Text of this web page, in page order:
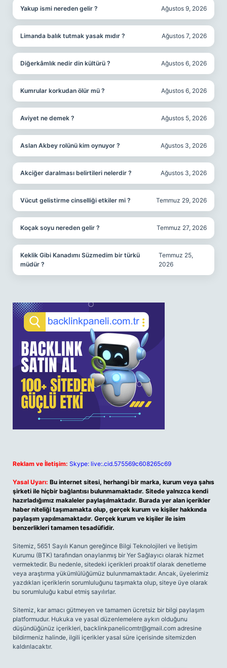
Yakup ismi nereden gelir ? Ağustos 9, 2026
Limanda balık tutmak yasak mıdır ? Ağustos 7, 2026
Diğerkâmlık nedir din kültürü ? Ağustos 6, 2026
Kumrular korkudan ölür mü ? Ağustos 6, 2026
Aviyet ne demek ? Ağustos 5, 2026
Aslan Akbey rolünü kim oynuyor ? Ağustos 3, 2026
Akciğer daralması belirtileri nelerdir ? Ağustos 3, 2026
Vücut gelistirme cinselliği etkiler mi ? Temmuz 29, 2026
Koçak soyu nereden gelir ? Temmuz 27, 2026
Keklik Gibi Kanadımı Süzmedim bir türkü
müdür ?
Temmuz 25,
2026
Reklam ve İletişim: Skype: live:.cid.575569c608265c69
Yasal Uyarı: Bu internet sitesi, herhangi bir marka, kurum veya şahıs
şirketi ile hiçbir bağlantısı bulunmamaktadır. Sitede yalnızca kendi
hazırladığımız makaleler paylaşılmaktadır. Burada yer alan içerikler
haber niteliği taşımamakta olup, gerçek kurum ve kişiler hakkında
paylaşım yapılmamaktadır. Gerçek kurum ve kişiler ile isim
benzerlikleri tamamen tesadüfidir.
Sitemiz, 5651 Sayılı Kanun gereğince Bilgi Teknolojileri ve İletişim
Kurumu (BTK) tarafından onaylanmış bir Yer Sağlayıcı olarak hizmet
vermektedir. Bu nedenle, sitedeki içerikleri proaktif olarak denetleme
veya araştırma yükümlülüğümüz bulunmamaktadır. Ancak, üyelerimiz
yazdıkları içeriklerin sorumluluğunu taşımakta olup, siteye üye olarak
bu sorumluluğu kabul etmiş sayılırlar.
Sitemiz, kar amacı gütmeyen ve tamamen ücretsiz bir bilgi paylaşım
platformudur. Hukuka ve yasal düzenlemelere aykırı olduğunu
düşündüğünüz içerikleri, backlinkpanelicomtr@gmail.com adresine
bildirmeniz halinde, ilgili içerikler yasal süre içerisinde sitemizden
kaldırılacaktır.